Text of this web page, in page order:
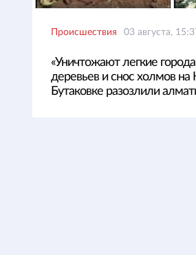
Происшествия 03 августа,
«Уничтожают легкие
деревьев и снос холмов
Бутаковке разозлили